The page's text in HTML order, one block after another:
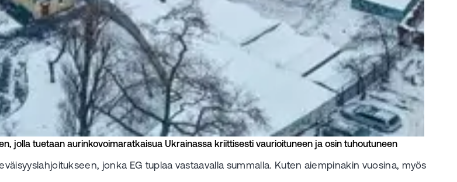
jolla tuetaan aurinkovoimaratkaisua Ukrainassa kriittisesti vaurioituneen ja osin tuhoutuneen
jonka EG tuplaa vastaavalla summalla. Kuten aiempinakin vuosina, myös